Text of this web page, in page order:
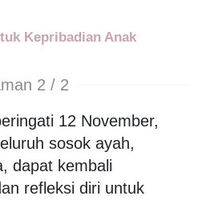
Kepribadian Anak
2 / 2
12 November,
sosok ayah,
dapat kembali
refleksi diri untuk